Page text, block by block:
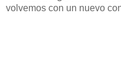
volvemos con un nuevo